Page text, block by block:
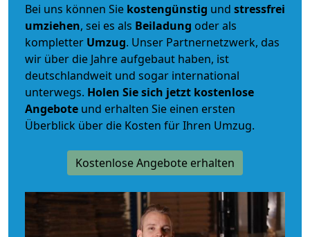
Bei uns können Sie kostengünstig und stressfrei
umziehen, sei es als Beiladung oder als
kompletter Umzug. Unser Partnernetzwerk, das
wir über die Jahre aufgebaut haben, ist
deutschlandweit und sogar international
unterwegs. Holen Sie sich jetzt kostenlose
Angebote und erhalten Sie einen ersten
Überblick über die Kosten für Ihren Umzug.
Kostenlose Angebote erhalten